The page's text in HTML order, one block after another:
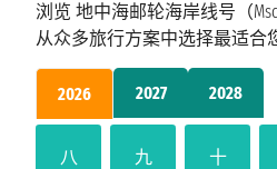
浏览 地中海邮轮海岸线号（Msc
从众多旅行方案中选择最适合
2026 2027 2028
八
九
十